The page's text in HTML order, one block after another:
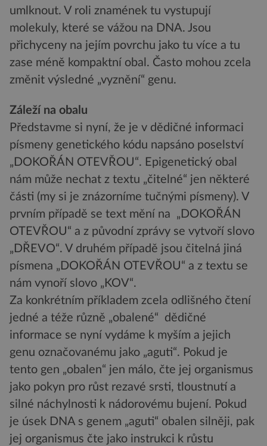
umlknout. V roli znamének tu vystupují
molekuly, které se vážou na DNA. Jsou
přichyceny na jejím povrchu jako tu více a tu
zase méně kompaktní obal. Často mohou zcela
změnit výsledné „vyznění“ genu.
Záleží na obalu
Představme si nyní, že je v dědičné informaci
písmeny genetického kódu napsáno poselství
„DOKOŘÁN OTEVŘOU“. Epigenetický obal
nám může nechat z textu „čitelné“ jen některé
části (my si je znázorníme tučnými písmeny). V
prvním případě se text mění na „DOKOŘÁN
OTEVŘOU“ a z původní zprávy se vytvoří slovo
„DŘEVO“. V druhém případě jsou čitelná jiná
písmena „DOKOŘÁN OTEVŘOU“ a z textu se
nám vynoří slovo „KOV“.
Za konkrétním příkladem zcela odlišného čtení
jedné a téže různě „obalené“ dědičné
informace se nyní vydáme k myším a jejich
genu označovanému jako „aguti“. Pokud je
tento gen „obalen“ jen málo, čte jej organismus
jako pokyn pro růst rezavé srsti, tloustnutí a
silné náchylnosti k nádorovému bujení. Pokud
je úsek DNA s genem „aguti“ obalen silněji, pak
jej organismus čte jako instrukci k růstu